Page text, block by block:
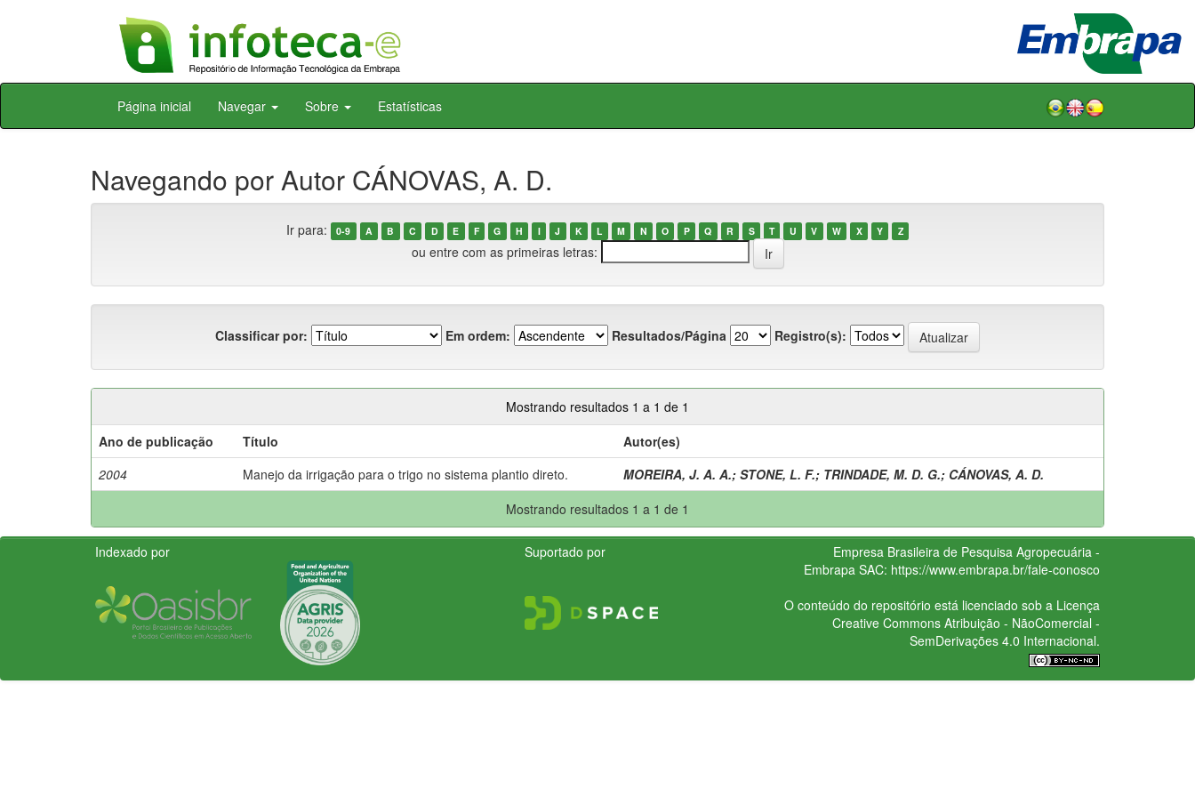
Skip
Página inicial Navegar Sobre Estatísticas
Navegando por Autor CÁNOVAS, A. D.
Ir para: 0-9 A B C D E F G H I J K L M N O P Q R S T U V W X Y Z
ou entre com as primeiras letras:
Classificar por: Em ordem: Resultados/Página Registro(s):
Mostrando resultados 1 a 1 de 1
Ano de publicação
Título
Autor(es)
2004
Manejo da irrigação para o trigo no sistema plantio direto. MOREIRA, J. A. A.; STONE, L. F.; TRINDADE, M. D. G.; CÁNOVAS, A. D.
Mostrando resultados 1 a 1 de 1
Indexado por Suportado por
Empresa Brasileira de Pesquisa Agropecuária -
Embrapa SAC: https://www.embrapa.br/fale-conosco
O conteúdo do repositório está licenciado sob a Licença
Creative CommonsAtribuição - NãoComercial -
SemDerivações 4.0 Internacional.